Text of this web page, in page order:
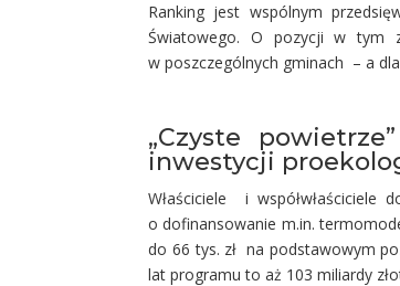
Ranking jest wspólnym
Światowego. O pozycji w tym
w poszczególnych gminach – a
„Czyste
inwestycji
Właściciele i współwłaściciele
o dofinansowanie m.in.
do 66 tys. zł na podstawowym
lat programu to aż 103 miliardy